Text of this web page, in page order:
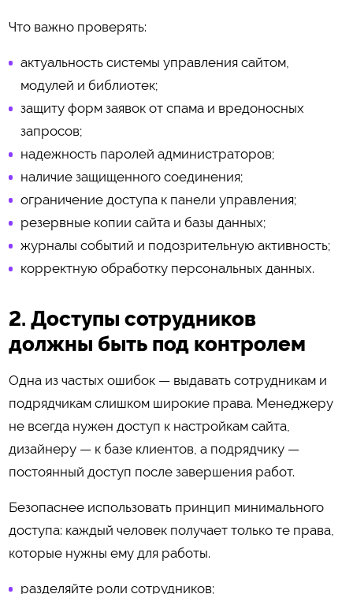
Что важно проверять:
актуальность системы управления сайтом,
модулей и библиотек;
защиту форм заявок от спама и вредоносных
запросов;
надежность паролей администраторов;
наличие защищенного соединения;
ограничение доступа к панели управления;
резервные копии сайта и базы данных;
журналы событий и подозрительную активность;
корректную обработку персональных данных.
2. Доступы сотрудников
должны быть под контролем
Одна из частых ошибок — выдавать сотрудникам и
подрядчикам слишком широкие права. Менеджеру
не всегда нужен доступ к настройкам сайта,
дизайнеру — к базе клиентов, а подрядчику —
постоянный доступ после завершения работ.
Безопаснее использовать принцип минимального
доступа: каждый человек получает только те права,
которые нужны ему для работы.
разделяйте роли сотрудников;